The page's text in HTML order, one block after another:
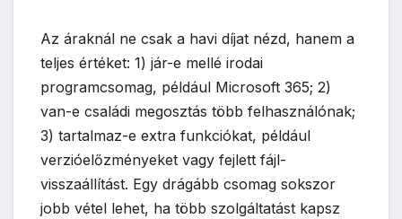
Az áraknál ne csak a havi díjat nézd, hanem a
teljes értéket: 1) jár-e mellé irodai
programcsomag, például Microsoft 365; 2)
van-e családi megosztás több felhasználónak;
3) tartalmaz-e extra funkciókat, például
verzióelőzményeket vagy fejlett fájl-
visszaállítást. Egy drágább csomag sokszor
jobb vétel lehet, ha több szolgáltatást kapsz